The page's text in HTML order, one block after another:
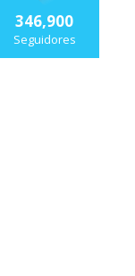
346,900
Seguidores